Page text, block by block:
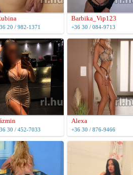
20 / 982-1371
Barbika_Vip123
+36 30 / 084-9713
30 / 452-7033
Alexa
+36 30 / 876-9466